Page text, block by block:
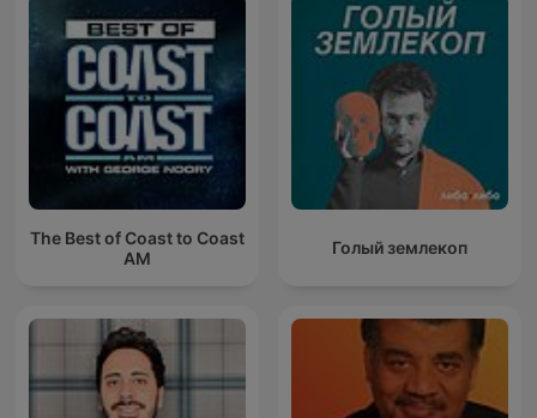
The Best of Coast to Coast
AM
Голый землекоп